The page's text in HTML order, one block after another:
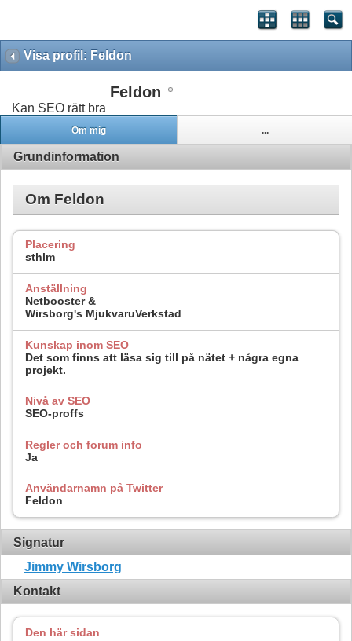
Visa profil: Feldon
Feldon
Kan SEO rätt bra
Om mig ...
Grundinformation
Om Feldon
Placering
sthlm
Anställning
Netbooster &
Wirsborg's MjukvaruVerkstad
Kunskap inom SEO
Det som finns att läsa sig till på nätet + några egna
projekt.
Nivå av SEO
SEO-proffs
Regler och forum info
Ja
Användarnamn på Twitter
Feldon
Signatur
Jimmy Wirsborg
Kontakt
Den här sidan